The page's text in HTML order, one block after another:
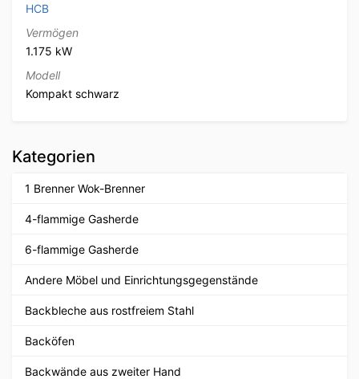
HCB
Vermögen
1.175 kW
Modell
Kompakt schwarz
Kategorien
1 Brenner Wok-Brenner
4-flammige Gasherde
6-flammige Gasherde
Andere Möbel und Einrichtungsgegenstände
Backbleche aus rostfreiem Stahl
Backöfen
Backwände aus zweiter Hand